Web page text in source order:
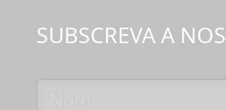
SUBSCREVA A